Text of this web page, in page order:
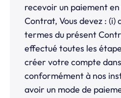
recevoir un paiement
Contrat, Vous devez : (i)
termes du présent
effectué toutes les
créer votre compte
conformément à nos
avoir un mode de